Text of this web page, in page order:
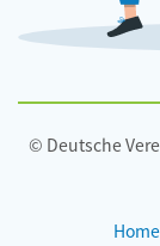
© Deutsche
Home